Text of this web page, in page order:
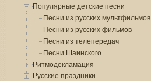
Популярные детские песни
Песни из русских мультфильмов
Песни из русских фильмов
Песни из телепередач
Песни Шаинского
Ритмодекламация
Русские праздники